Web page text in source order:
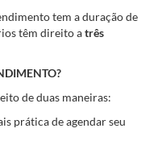
tem a duração de
têm direito atrês
de duas maneiras:
prática de agendar seu